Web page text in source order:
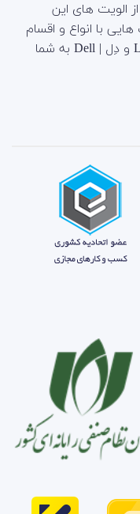
الویت های این
با انواع و اقسام
برندهایی نظیر اچ پی | HP لنوو | Lenovo و دِل | Dell به شما